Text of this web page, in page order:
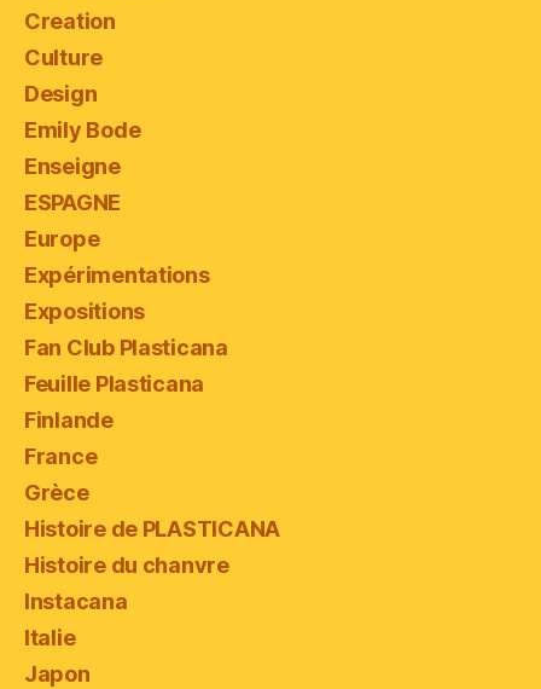
Creation
Culture
Design
Emily Bode
Enseigne
ESPAGNE
Europe
Expérimentations
Expositions
Fan Club Plasticana
Feuille Plasticana
Finlande
France
Grèce
Histoire de PLASTICANA
Histoire du chanvre
Instacana
Italie
Japon